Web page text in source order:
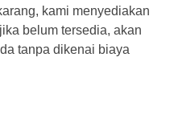
kami menyediakan
belum tersedia, akan
tanpa dikenai biaya